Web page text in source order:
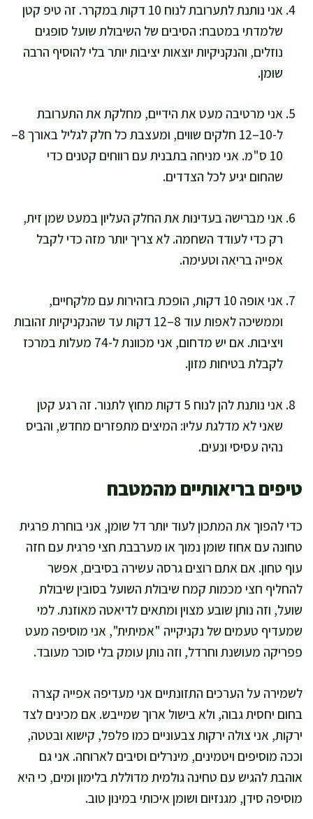
אני נותנת לתערובת לנוח 10 דקות במקרר. זה טיפ קטן
שלמדתי במטבח: הסיבים של השיבולת שועל סופגים
נוזלים, והנקניקיות יוצאות יציבות יותר בלי להוסיף הרבה
שומן.
אני מרטיבה מעט את הידיים, מחלקת את התערובת
ל-10–12 חלקים שווים, ומעצבת כל חלק לגליל באורך 8–
10 ס"מ. אני מניחה בתבנית עם רווחים קטנים כדי
שהחום יגיע לכל הצדדים.
אני מברישה בעדינות את החלק העליון במעט שמן זית,
רק כדי לעודד השחמה. לא צריך יותר מזה כדי לקבל
אפייה בריאה וטעימה.
אני אופה 10 דקות, הופכת בזהירות עם מלקחיים,
וממשיכה לאפות עוד 8–12 דקות עד שהנקניקיות זהובות
ויציבות. אם יש מדחום, אני מכוונת ל-74 מעלות במרכז
לקבלת בטיחות מזון.
אני נותנת להן לנוח 5 דקות מחוץ לתנור. זה רגע קטן
שאני לא מדלגת עליו: המיצים מתפזרים מחדש, והביס
נהיה עסיסי ונעים.
טיפים בריאותיים מהמטבח
כדי להפוך את המתכון לעוד יותר דל שומן, אני בוחרת פרגית
טחונה עם אחוז שומן נמוך או מערבבת חצי פרגית עם חזה
עוף טחון. אם אתם רוצים גרסה עשירה בסיבים, אפשר
להחליף חצי מכמות קמח שיבולת השועל בסובין שיבולת
שועל, וזה נותן שובע מצוין ומתאים לדיאטה מאוזנת. למי
שמעדיף טעמים של נקניקייה "אמיתית", אני מוסיפה מעט
פפריקה מעושנת וחרדל, וזה נותן עומק בלי סוכר מעובד.
לשמירה על הערכים התזונתיים אני מעדיפה אפייה קצרה
בחום יחסית גבוה, ולא בישול ארוך שמייבש. אם מכינים לצד
ירקות, אני צולה ירקות צבעוניים כמו פלפל, קישוא ובטטה,
וככה מוסיפים ויטמינים, מינרלים וסיבים לארוחה. אני גם
אוהבת להגיש עם טחינה גולמית מדוללת בלימון ומים, כי היא
מוסיפה סידן, מגנזיום ושומן איכותי במינון טוב.